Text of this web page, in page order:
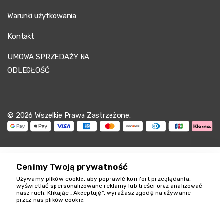
Warunki użytkowania
Kontakt
UMOWA SPRZEDAŻY NA
ODLEGŁOŚĆ
© 2026 Wszelkie Prawa Zastrzeżone.
Cenimy Twoją prywatność
Używamy plików cookie, aby poprawić komfort przeglądania,
wyświetlać spersonalizowane reklamy lub treści oraz analizować
nasz ruch. Klikając „Akceptuję”, wyrażasz zgodę na używanie
przez nas plików cookie.
Jesteśmy tu, by
pomóc